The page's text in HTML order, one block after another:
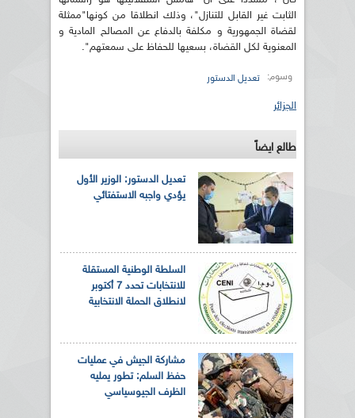
الثابت غير القابل للتنازل"، وذلك انطلاقا من كونها"ممثلة
لقضاة الجمهورية و مكلفة بالدفاع عن المصالح المادية و
المعنوية لكل القضاة، بسعيها للحفاظ على سمعتهم".
وسوم: تعديل الدستور
الجزائر
طالع ايضاً
تعديل الدستور: الوزير الأول
يؤدي واجبه الاستفتائي
السلطة الوطنية المستقلة
للانتخابات تحدد 7 أكتوبر
لانطلاق الحملة الانتخابية
مشاركة الجيش في عمليات
حفظ السلم: تطور يمليه
الظرف الجيوسياسي